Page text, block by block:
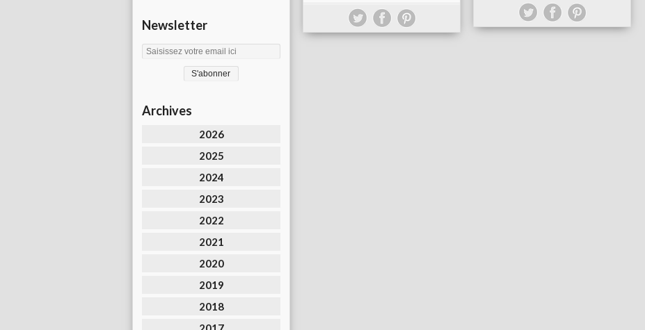
Newsletter
Archives
2026
2025
2024
2023
2022
2021
2020
2019
2018